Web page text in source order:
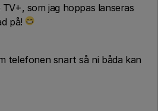
som jag hoppas lanseras
på!
telefonen snart så ni båda kan